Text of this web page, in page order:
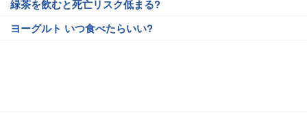
緑茶を飲むと死亡リスク低まる?
ヨーグルト いつ食べたらいい?